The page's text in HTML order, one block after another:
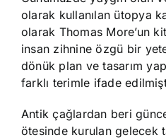
olarak kullanılan ütopya
olarak Thomas More’un
insan zihnine özgü bir
dönük plan ve tasarım
farklı terimle ifade
Antik çağlardan beri
ötesinde kurulan gelecek